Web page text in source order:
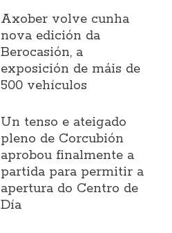
Axober volve cunha
nova edición da
Berocasión, a
exposición de máis de
500 vehículos
Un tenso e ateigado
pleno de Corcubión
aprobou finalmente a
partida para permitir a
apertura do Centro de
Día